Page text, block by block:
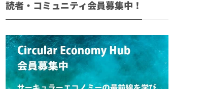
読者・コミュニティ会員募集中！